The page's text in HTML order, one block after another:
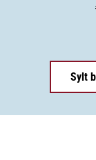
Sylt